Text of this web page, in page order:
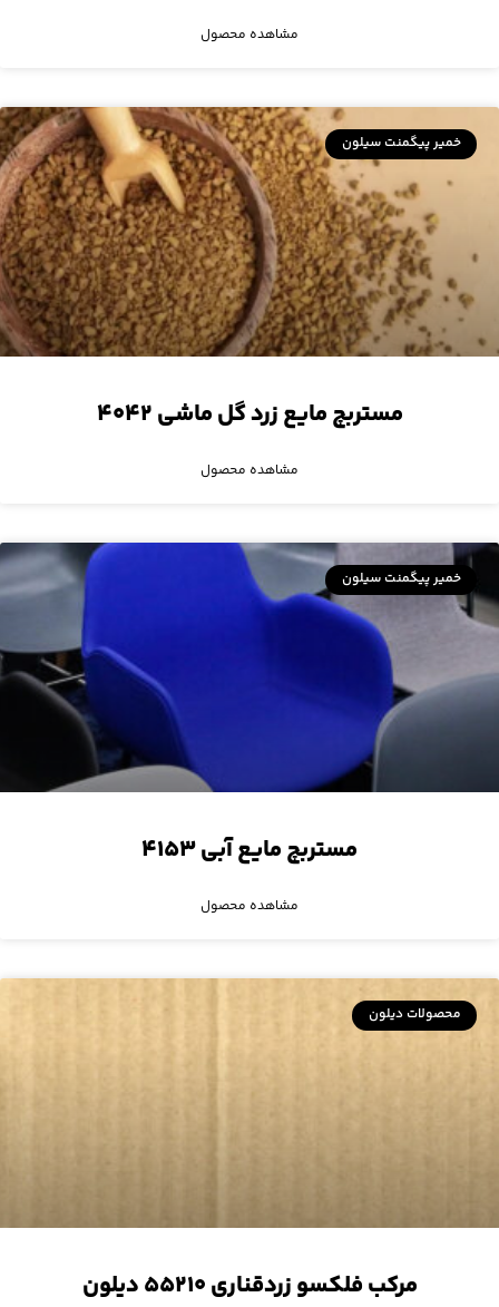
مشاهده محصول
خمیر پیگمنت سیلون
مستربچ مایع زرد گل ماشی ۴۰۴۲
مشاهده محصول
خمیر پیگمنت سیلون
مستربچ مایع آبی ۴۱۵۳
مشاهده محصول
محصولات دیلون
مرکب فلکسو زردقناری ۵۵۲۱۰ دیلون